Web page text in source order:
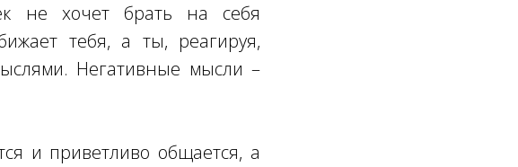
не хочет брать на себя
тебя, а ты, реагируя,
Негативные мысли –
и приветливо общается, а